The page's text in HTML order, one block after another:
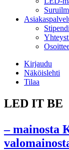
Kirjaudu
Näköislehti
Tilaa
LED IT BE
– mainosta